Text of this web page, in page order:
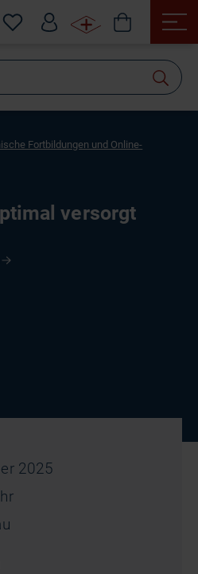
Fortbildungen und Online-
versorgt
2025
suchen